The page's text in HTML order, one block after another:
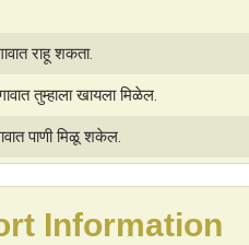
राहू शकता.
तुम्हाला खायला मिळेल.
पाणी मिळू शकेल.
Fort Information